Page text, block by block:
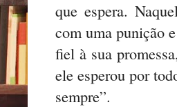
que espera.
com uma punição
fiel à sua
ele esperou por
sempre”.